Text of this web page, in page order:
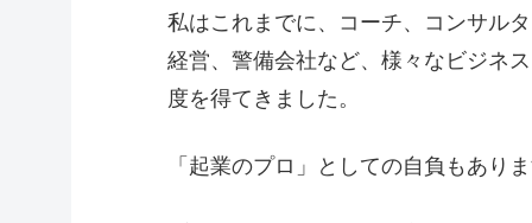
私はこれまでに、コーチ、コンサル
経営、警備会社など、様々なビジネ
度を得てきました。
「起業のプロ」としての自負もあり